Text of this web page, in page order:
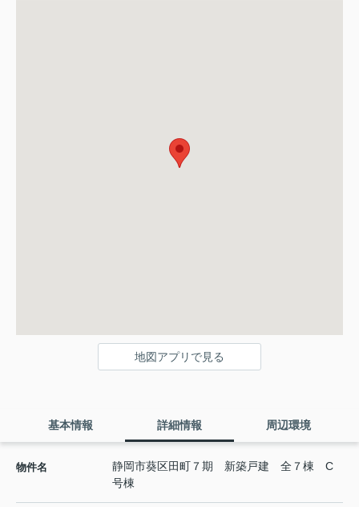
地図アプリで見る
基本情報 詳細情報 周辺環境
物件名
静岡市葵区田町７期 新築戸建 全７棟 C
号棟